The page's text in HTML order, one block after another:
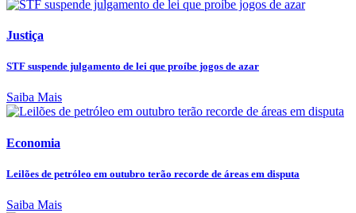
Justiça
STF suspende julgamento de lei que proíbe jogos de azar
Saiba Mais
Economia
Leilões de petróleo em outubro terão recorde de áreas em disputa
Saiba Mais